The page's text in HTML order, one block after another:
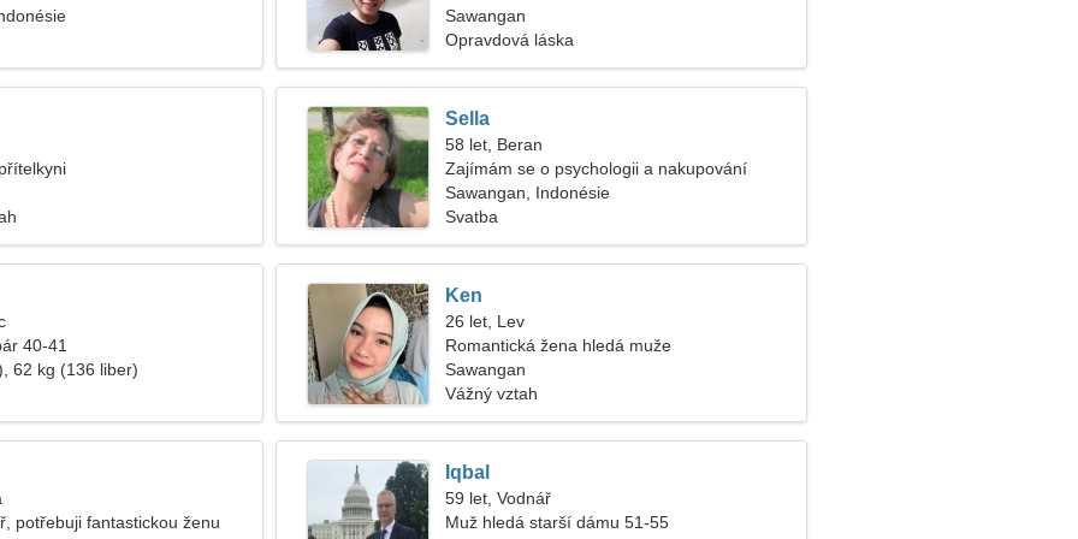
Sawangan
Opravdová láska
Sella
58 let, Beran
Zajímám se o psychologii a nakupování
Sawangan, Indonésie
Svatba
40-41
62 kg (136 liber)
Ken
26 let, Lev
Romantická žena hledá muže
Sawangan
Vážný vztah
potřebuji fantastickou ženu
Iqbal
59 let, Vodnář
Muž hledá starší dámu 51-55